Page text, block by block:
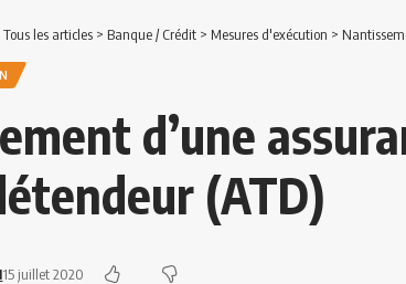
Tous les articles > Banque / Crédit > Mesures d'exécution >
d’une
(ATD)
15 juillet 2020